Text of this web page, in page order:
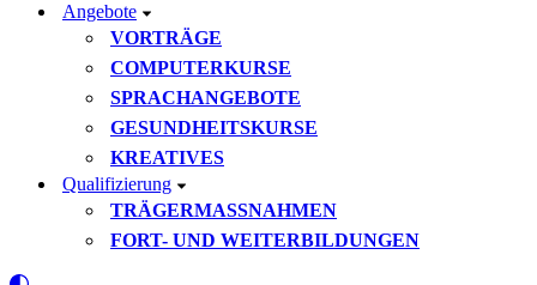
Angebote
VORTRÄGE
COMPUTERKURSE
SPRACHANGEBOTE
GESUNDHEITSKURSE
KREATIVES
Qualifizierung
TRÄGERMASSNAHMEN
FORT- UND WEITERBILDUNGEN